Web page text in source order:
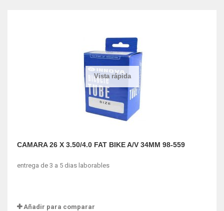
Vista rápida
CAMARA 26 X 3.50/4.0 FAT BIKE A/V 34MM 98-559
entrega de 3 a 5 dias laborables
Añadir para comparar